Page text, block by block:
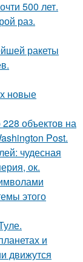
500 лет.
раз.
ракеты
новые
объектов на
Post.
чудесная
ок.
этого
и
движутся